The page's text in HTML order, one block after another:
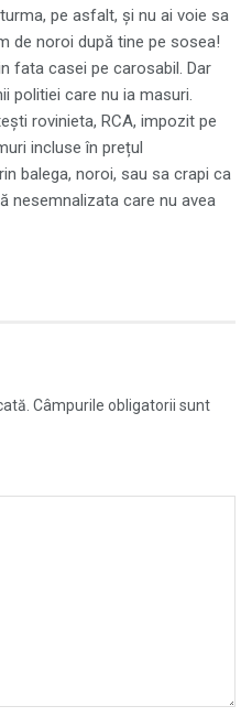
pe asfalt, și nu ai voie sa
de noroi după tine pe sosea!
fata casei pe carosabil. Dar
politiei care nu ia masuri.
rovinieta, RCA, impozit pe
incluse în prețul
balega, noroi, sau sa crapi ca
nesemnalizata care nu avea
Câmpurile obligatorii sunt